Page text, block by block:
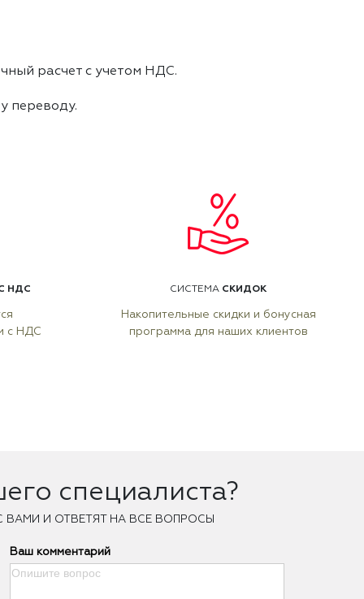
расчет с учетом НДС.
переводу.
НДС
с НДС
СИСТЕМА СКИДОК
Накопительные скидки и бонусная
программа для наших клиентов
специалиста?
ВАМИ И ОТВЕТЯТ НА ВСЕ ВОПРОСЫ
Ваш комментарий